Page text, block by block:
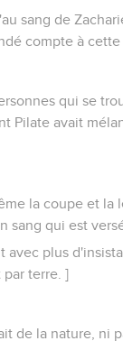
sang de
compte à cette
qui se
Pilate avait
la coupe et la
sang qui est
avec plus
terre. ]
de la nature, ni